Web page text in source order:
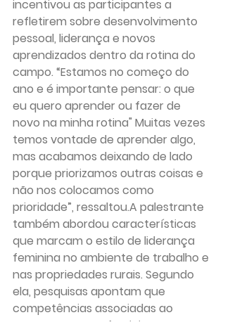
incentivou as participantes a
refletirem sobre desenvolvimento
pessoal, liderança e novos
aprendizados dentro da rotina do
campo. “Estamos no começo do
ano e é importante pensar: o que
eu quero aprender ou fazer de
novo na minha rotina" Muitas vezes
temos vontade de aprender algo,
mas acabamos deixando de lado
porque priorizamos outras coisas e
não nos colocamos como
prioridade”, ressaltou.A palestrante
também abordou características
que marcam o estilo de liderança
feminina no ambiente de trabalho e
nas propriedades rurais. Segundo
ela, pesquisas apontam que
competências associadas ao
comportamento feminino